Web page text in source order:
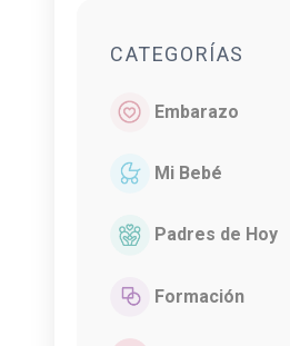
CATEGORÍAS
Embarazo
Mi Bebé
Padres de Hoy
Formación